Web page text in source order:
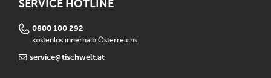
SERVICE HOTLINE
0800 100 292
kostenlos innerhalb Österreichs
service@tischwelt.at